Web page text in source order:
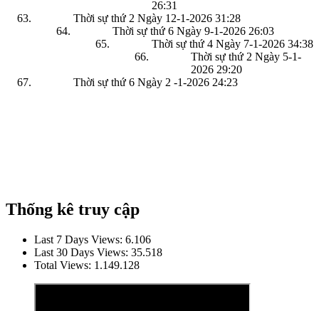
26:31
Thời sự thứ 2 Ngày 12-1-2026 31:28
Thời sự thứ 6 Ngày 9-1-2026 26:03
Thời sự thứ 4 Ngày 7-1-2026 34:38
Thời sự thứ 2 Ngày 5-1-
2026 29:20
Thời sự thứ 6 Ngày 2 -1-2026 24:23
Thống kê truy cập
Last 7 Days Views: 6.106
Last 30 Days Views: 35.518
Total Views: 1.149.128